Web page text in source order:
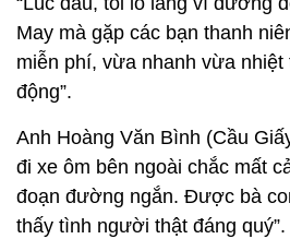
May mà gặp các bạn thanh
miễn phí, vừa nhanh vừa nhiệt
động”.
Anh Hoàng Văn Bình (Cầu
đi xe ôm bên ngoài chắc mất
đoạn đường ngắn. Được bà
thấy tình người thật đáng quý”.